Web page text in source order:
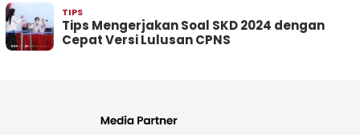
TIPS
Tips Mengerjakan Soal SKD 2024 dengan
Cepat Versi Lulusan CPNS